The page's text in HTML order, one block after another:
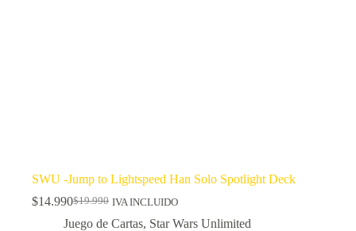
SWU -Jump to Lightspeed Han Solo Spotlight Deck
$19.990
El
precio
$14.990El
precio
IVA INCLUIDO
Juego de Cartas, Star Wars Unlimited